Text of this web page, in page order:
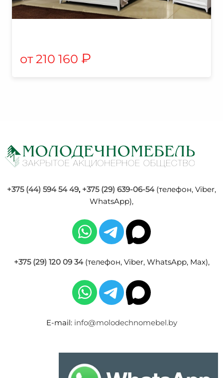
210 160 ₽
+375 (44) 594 54 49, +375 (29) 639-06-54(телефон, Viber,
WhatsApp),
+375 (29) 120 09 34(телефон, Viber, WhatsApp, Max),
E-mail: info@molodechnomebel.by